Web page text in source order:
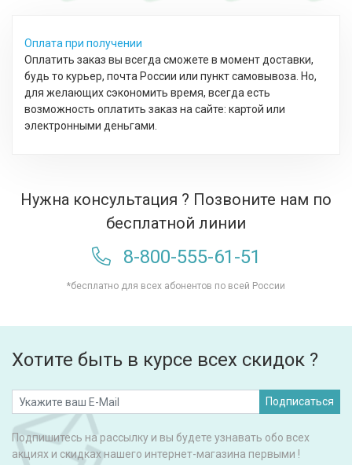
Оплата при получении
Оплатить заказ вы всегда сможете в момент доставки,
будь то курьер, почта России или пункт самовывоза. Но,
для желающих сэкономить время, всегда есть
возможность оплатить заказ на сайте: картой или
электронными деньгами.
Нужна консультация ? Позвоните нам по
бесплатной линии
8-800-555-61-51
*бесплатно для всех абонентов по всей России
Хотите быть в курсе всех скидок ?
Подписаться
Подпишитесь на рассылку и вы будете узнавать обо всех
акциях и скидках нашего интернет-магазина первыми !